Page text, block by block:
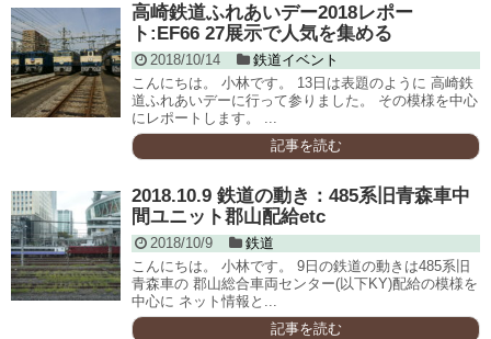
高崎鉄道ふれあいデー2018レポー
ト:EF66 27展示で人気を集める
2018/10/14
鉄道イベント
こんにちは。 小林です。 13日は表題のように 高崎鉄
道ふれあいデーに行って参りました。 その模様を中心
にレポートします。 ...
記事を読む
2018.10.9 鉄道の動き：485系旧青森車中
間ユニット郡山配給etc
2018/10/9
鉄道
こんにちは。 小林です。 9日の鉄道の動きは485系旧
青森車の 郡山総合車両センター(以下KY)配給の模様を
中心に ネット情報と...
記事を読む